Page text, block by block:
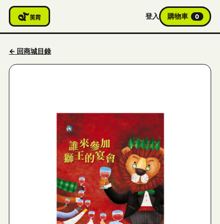
登入 購物車 0
← 回商城目錄